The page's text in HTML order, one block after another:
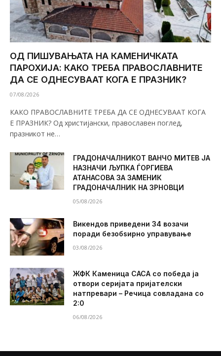
ОД ПИШУВАЊАТА НА КАМЕНИЧКАТА
ПАРОХИЈА: КАКО ТРЕБА ПРАВОСЛАВНИТЕ
ДА СЕ ОДНЕСУВААТ КОГА Е ПРАЗНИК?
07/08/2026
КАКО ПРАВОСЛАВНИТЕ ТРЕБА ДА СЕ ОДНЕСУВААТ КОГА
Е ПРАЗНИК? Од христијански, православен поглед,
празникот не…
ГРАДОНАЧАЛНИКОТ ВАНЧО МИТЕВ ЈА
НАЗНАЧИ ЉУПКА ЃОРГИЕВА
АТАНАСОВА ЗА ЗАМЕНИК
ГРАДОНАЧАЛНИК НА ЗРНОВЦИ
05/08/2026
Викендов приведени 34 возачи
поради безобѕирно управување
03/08/2026
ЖФК Каменица САСА со победа ја
отвори серијата пријателски
натпревари – Речица совладана со
2:0
06/08/2026